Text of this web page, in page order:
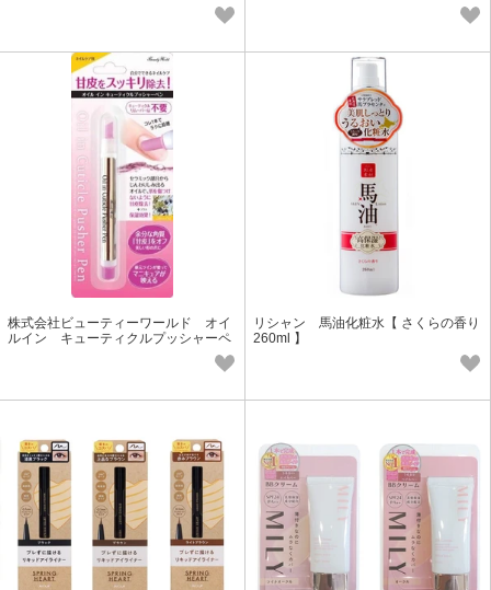
株式会社ビューティーワールド オイ
ルイン キューティクルプッシャーペ
リシャン 馬油化粧水【 さくらの香り
260ml 】